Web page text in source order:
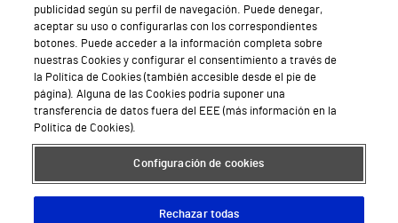
Trabajar en Vithas
Teléfono Cita Médica
Teléfono Atención al Cliente
Política de seguridad y salud en el trabajo
Conoce a Supervita
publicidad según su perfil de navegación. Puede denegar,
aceptar su uso o configurarlas con los correspondientes
botones. Puede acceder a la información completa sobre
nuestras Cookies y configurar el consentimiento a través de
la Política de Cookies (también accesible desde el pie de
página). Alguna de las Cookies podría suponer una
transferencia de datos fuera del EEE (más información en la
Política de Cookies).
Configuración de cookies
Rechazar todas